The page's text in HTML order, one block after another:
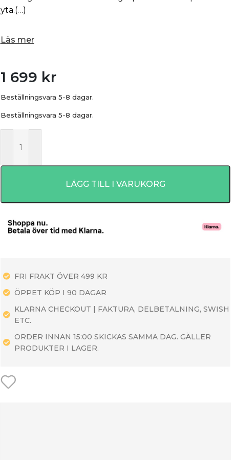
yta.(…)
Läs mer
1 699 kr
Beställningsvara 5-8 dagar.
Beställningsvara 5-8 dagar.
LÄGG TILL I VARUKORG
FRI FRAKT ÖVER 499 KR
ÖPPET KÖP I 90 DAGAR
KLARNA CHECKOUT | FAKTURA, DELBETALNING, SWISH
ETC.
ORDER INNAN 15:00 SKICKAS SAMMA DAG. GÄLLER
PRODUKTER I LAGER.